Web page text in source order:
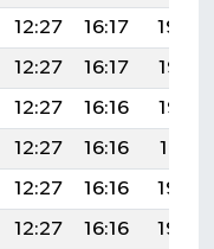
12:27 16:17
19:34
12:27 16:17
19:33
12:27 16:16
19:32
12:27 16:16
19:31
12:27 16:16
19:30
12:27 16:16
19:29